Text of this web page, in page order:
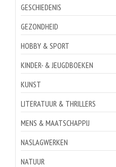
GESCHIEDENIS
GEZONDHEID
HOBBY & SPORT
KINDER- & JEUGDBOEKEN
KUNST
LITERATUUR & THRILLERS
MENS & MAATSCHAPPIJ
NASLAGWERKEN
NATUUR